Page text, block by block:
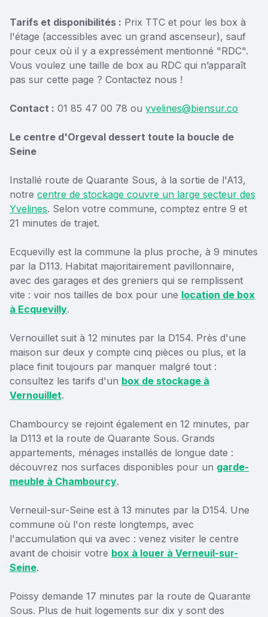
Tarifs et disponibilités : Prix TTC et pour les box à
l'étage (accessibles avec un grand ascenseur), sauf
pour ceux où il y a expressément mentionné "RDC".
Vous voulez une taille de box au RDC qui n’apparaît
pas sur cette page ? Contactez nous !
Contact : 01 85 47 00 78 ou yvelines@biensur.co
Le centre d'Orgeval dessert toute la boucle de
Seine
Installé route de Quarante Sous, à la sortie de l'A13,
notre centre de stockage couvre un large secteur des
Yvelines. Selon votre commune, comptez entre 9 et
21 minutes de trajet.
Ecquevilly est la commune la plus proche, à 9 minutes
par la D113. Habitat majoritairement pavillonnaire,
avec des garages et des greniers qui se remplissent
vite : voir nos tailles de box pour une location de box
à Ecquevilly.
Vernouillet suit à 12 minutes par la D154. Près d'une
maison sur deux y compte cinq pièces ou plus, et la
place finit toujours par manquer malgré tout :
consultez les tarifs d'un box de stockage à
Vernouillet.
Chambourcy se rejoint également en 12 minutes, par
la D113 et la route de Quarante Sous. Grands
appartements, ménages installés de longue date :
découvrez nos surfaces disponibles pour un garde-
meuble à Chambourcy.
Verneuil-sur-Seine est à 13 minutes par la D154. Une
commune où l'on reste longtemps, avec
l'accumulation qui va avec : venez visiter le centre
avant de choisir votre box à louer à Verneuil-sur-
Seine.
Poissy demande 17 minutes par la route de Quarante
Sous. Plus de huit logements sur dix y sont des